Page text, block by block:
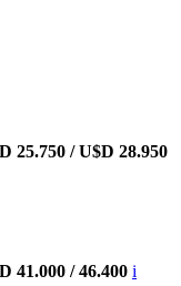
25.750 / U$D 28.950
41.000 / 46.400 i